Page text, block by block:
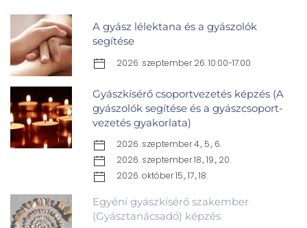
A gyász lélektana és a gyászolók
segítése
2026. szeptember 26. 10.00-17.00
Gyászkísérő csoportvezetés képzés (A
gyászolók segítése és a gyászcsoport-
vezetés gyakorlata)
2026. szeptember 4., 5., 6.
2026. szeptember 18., 19., 20.
2026. október 15., 17., 18.
Egyéni gyászkísérő szakember
(Gyásztanácsadó) képzés